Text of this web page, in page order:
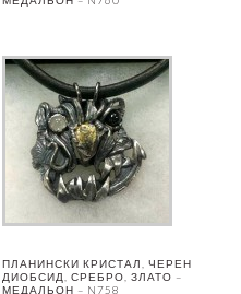
ПЛАНИНСКИ КРИСТАЛ, ЧЕРЕН
ДИОБСИД, СРЕБРО, ЗЛАТО –
МЕДАЛЬОН – N758